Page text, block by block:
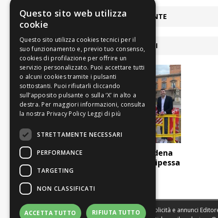
ARTICOLO PRECEDENTE
ARTICOLI COLLEGATI
Partiti anche da Modena
per salutare la principessa
Sede legale, Redazione, pubblicità e annunci
Questo sito web utilizza
cookie
Leggi di più
STRETTAMENTE NECESSARI
PERFORMANCE
TARGETING
NON CLASSIFICATI
ACCETTA TUTTO RIFIUTA TUTTO